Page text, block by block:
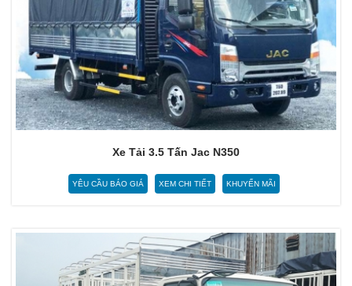
Xe Tải 3.5 Tấn Jac N350
YÊU CẦU BÁO GIÁ XEM CHI TIẾT KHUYẾN MÃI